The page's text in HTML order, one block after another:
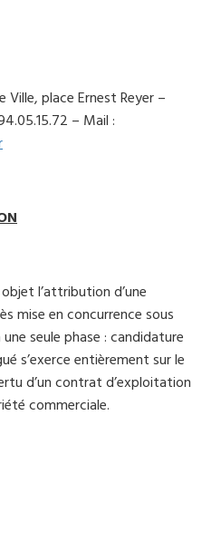
place Ernest Reyer –
– Mail :
l’attribution d’une
mise en concurrence sous
seule phase : candidature
s’exerce entièrement sur le
d’un contrat d’exploitation
commerciale.